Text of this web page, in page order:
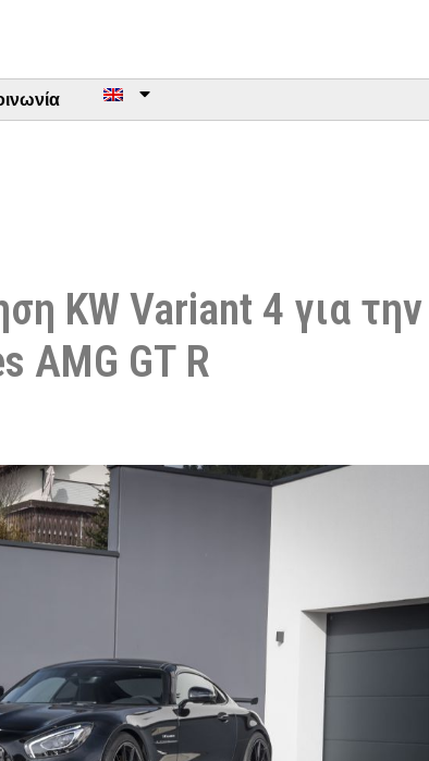
KW Variant 4 για την
AMG GT R